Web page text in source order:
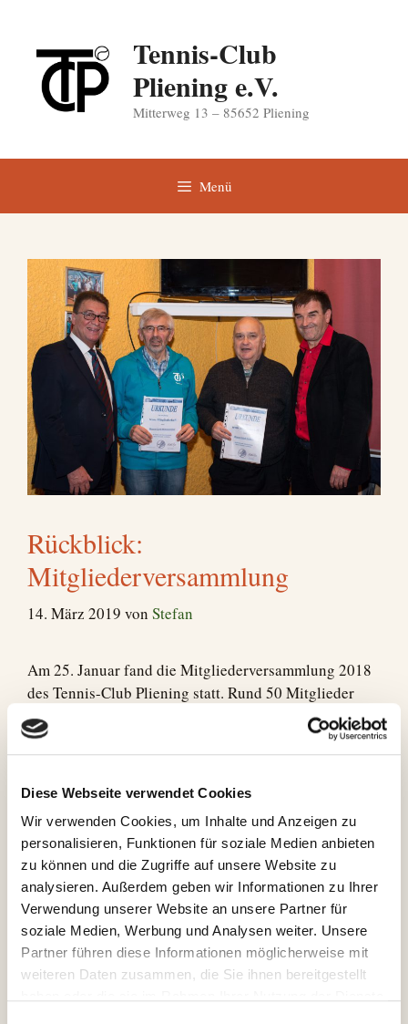
Diese Webseite verwendet Cookies
Wir verwenden Cookies, um Inhalte und Anzeigen zu
personalisieren, Funktionen für soziale Medien anbieten
zu können und die Zugriffe auf unsere Website zu
analysieren. Außerdem geben wir Informationen zu Ihrer
Verwendung unserer Website an unsere Partner für
soziale Medien, Werbung und Analysen weiter. Unsere
Partner führen diese Informationen möglicherweise mit
weiteren Daten zusammen, die Sie ihnen bereitgestellt
springen
Tennis-Club
Pliening e.V.
Mitterweg 13 – 85652 Pliening
Menü
Rückblick:
Mitgliederversammlung
14. März 2019 von Stefan
Am 25. Januar fand die Mitgliederversammlung 2018
des Tennis-Club Pliening statt. Rund 50 Mitglieder
haben die Veranstaltung besucht und es gab
Brotzeitteller vom Verein spendiert.
Die Neuwahlen des Vorstands-Team wurden von
durchgeführt!
Der Vorstand blieb unverändert und wurde nur an 2
Stellen neu besetzt! Als 3. Vorstand & Kassenwart ist
Frau Brigitte Datzer nach 10 Jahren aus dem Amt
ausgeschieden und wurde mit einem großen
Blumenstrauß dankend verabschiedet!